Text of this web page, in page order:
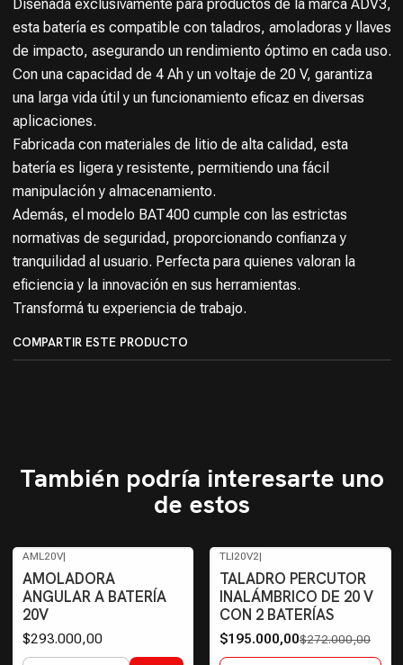
Diseñada exclusivamente para productos de la marca ADV3,
esta batería es compatible con taladros, amoladoras y llaves
de impacto, asegurando un rendimiento óptimo en cada uso.
Con una capacidad de 4 Ah y un voltaje de 20 V, garantiza
una larga vida útil y un funcionamiento eficaz en diversas
aplicaciones.
Fabricada con materiales de litio de alta calidad, esta
batería es ligera y resistente, permitiendo una fácil
manipulación y almacenamiento.
Además, el modelo BAT400 cumple con las estrictas
normativas de seguridad, proporcionando confianza y
tranquilidad al usuario. Perfecta para quienes valoran la
eficiencia y la innovación en sus herramientas.
Transformá tu experiencia de trabajo.
COMPARTIR ESTE PRODUCTO
También podría interesarte uno
de estos
AML20V|
AMOLADORA
ANGULAR A BATERÍA
20V
$293.000,00
-28%OFF
Agotado
TLI20V2|
TALADRO PERCUTOR
INALÁMBRICO DE 20 V
CON 2 BATERÍAS
$195.000,00$272.000,00